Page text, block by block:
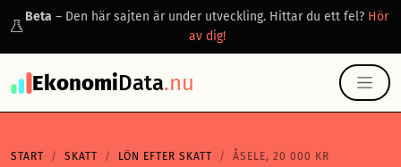
Beta – Den här sajten är under utveckling. Hittar du ett fel? Hör
av dig!
EkonomiData.nu
START SKATT LÖN EFTER SKATT ÅSELE, 20 000 KR